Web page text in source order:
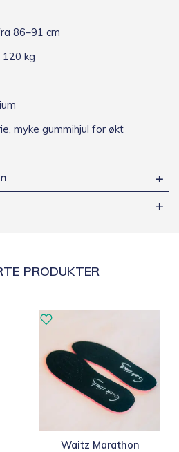
86–91 cm
120 kg
myke gummihjul for økt
PRODUKTER
Waitz Marathon